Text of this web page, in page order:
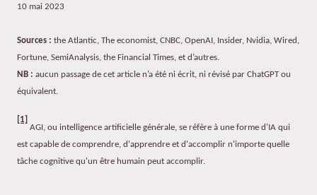
10 mai 2023
Sources : the Atlantic, The economist, CNBC, OpenAI, Insider, Nvidia, Wired,
Fortune, SemiAnalysis, the Financial Times, et d’autres.
NB : aucun passage de cet article n’a été ni écrit, ni révisé par ChatGPT ou
équivalent.
[1]
AGI, ou intelligence artificielle générale, se réfère à une forme d'IA qui
est capable de comprendre, d'apprendre et d'accomplir n'importe quelle
tâche cognitive qu'un être humain peut accomplir.